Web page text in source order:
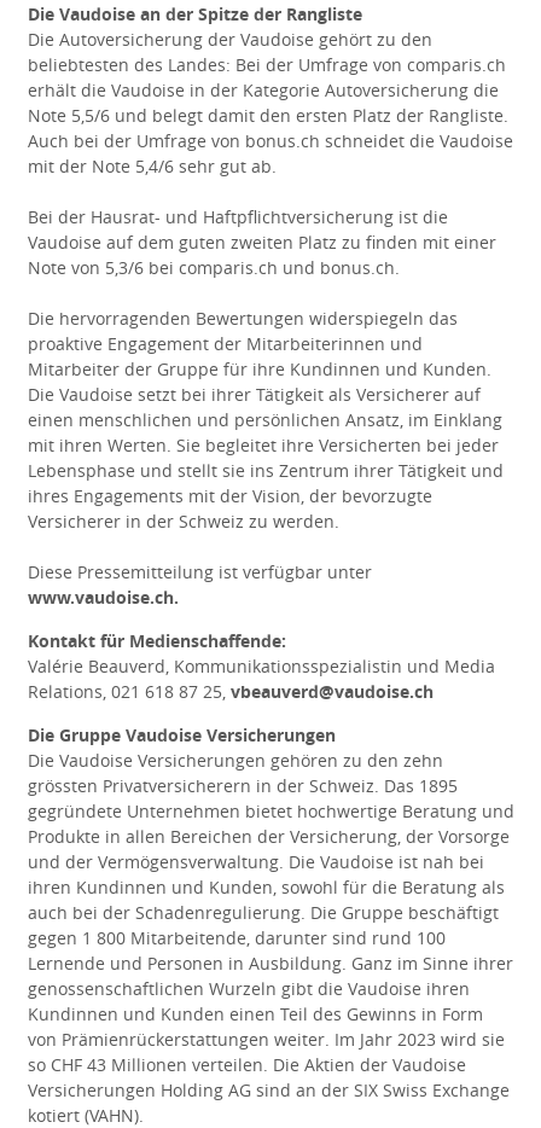
Die Vaudoise an der Spitze der Rangliste
Die Autoversicherung der Vaudoise gehört zu den
beliebtesten des Landes: Bei der Umfrage von comparis.ch
erhält die Vaudoise in der Kategorie Autoversicherung die
Note 5,5/6 und belegt damit den ersten Platz der Rangliste.
Auch bei der Umfrage von bonus.ch schneidet die Vaudoise
mit der Note 5,4/6 sehr gut ab.
Bei der Hausrat- und Haftpflichtversicherung ist die
Vaudoise auf dem guten zweiten Platz zu finden mit einer
Note von 5,3/6 bei comparis.ch und bonus.ch.
Die hervorragenden Bewertungen widerspiegeln das
proaktive Engagement der Mitarbeiterinnen und
Mitarbeiter der Gruppe für ihre Kundinnen und Kunden.
Die Vaudoise setzt bei ihrer Tätigkeit als Versicherer auf
einen menschlichen und persönlichen Ansatz, im Einklang
mit ihren Werten. Sie begleitet ihre Versicherten bei jeder
Lebensphase und stellt sie ins Zentrum ihrer Tätigkeit und
ihres Engagements mit der Vision, der bevorzugte
Versicherer in der Schweiz zu werden.
Diese Pressemitteilung ist verfügbar unter
www.vaudoise.ch.
Kontakt für Medienschaffende:
Valérie Beauverd, Kommunikationsspezialistin und Media
Relations, 021 618 87 25, vbeauverd@vaudoise.ch
Die Gruppe Vaudoise Versicherungen
Die Vaudoise Versicherungen gehören zu den zehn
grössten Privatversicherern in der Schweiz. Das 1895
gegründete Unternehmen bietet hochwertige Beratung und
Produkte in allen Bereichen der Versicherung, der Vorsorge
und der Vermögensverwaltung. Die Vaudoise ist nah bei
ihren Kundinnen und Kunden, sowohl für die Beratung als
auch bei der Schadenregulierung. Die Gruppe beschäftigt
gegen 1 800 Mitarbeitende, darunter sind rund 100
Lernende und Personen in Ausbildung. Ganz im Sinne ihrer
genossenschaftlichen Wurzeln gibt die Vaudoise ihren
Kundinnen und Kunden einen Teil des Gewinns in Form
von Prämienrückerstattungen weiter. Im Jahr 2023 wird sie
so CHF 43 Millionen verteilen. Die Aktien der Vaudoise
Versicherungen Holding AG sind an der SIX Swiss Exchange
kotiert (VAHN).